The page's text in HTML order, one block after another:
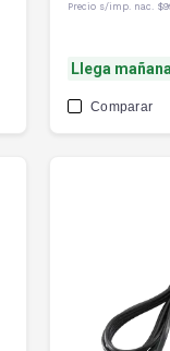
Precio s/imp. nac.
Llega mañana
Comparar